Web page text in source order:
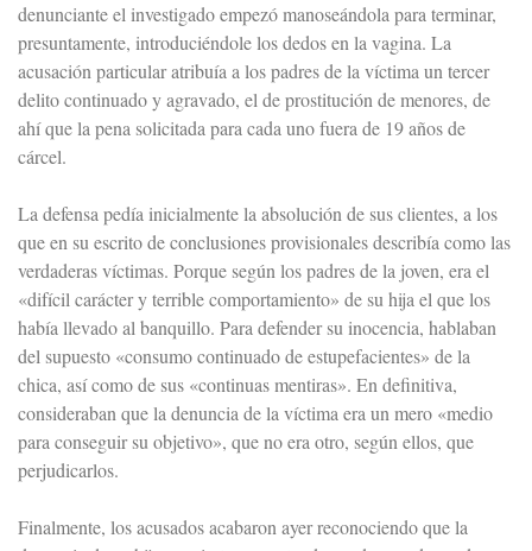
denunciante el investigado empezó manoseándola para terminar,
presuntamente, introduciéndole los dedos en la vagina. La
acusación particular atribuía a los padres de la víctima un tercer
delito continuado y agravado, el de prostitución de menores, de
ahí que la pena solicitada para cada uno fuera de 19 años de
cárcel.
La defensa pedía inicialmente la absolución de sus clientes, a los
que en su escrito de conclusiones provisionales describía como las
verdaderas víctimas. Porque según los padres de la joven, era el
«difícil carácter y terrible comportamiento» de su hija el que los
había llevado al banquillo. Para defender su inocencia, hablaban
del supuesto «consumo continuado de estupefacientes» de la
chica, así como de sus «continuas mentiras». En definitiva,
consideraban que la denuncia de la víctima era un mero «medio
para conseguir su objetivo», que no era otro, según ellos, que
perjudicarlos.
Finalmente, los acusados acabaron ayer reconociendo que la